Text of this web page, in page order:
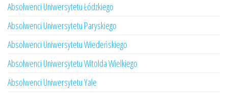
Absolwenci Uniwersytetu Łódzkiego
Absolwenci Uniwersytetu Paryskiego
Absolwenci Uniwersytetu Wiedeńskiego
Absolwenci Uniwersytetu Witolda Wielkiego
Absolwenci Uniwersytetu Yale